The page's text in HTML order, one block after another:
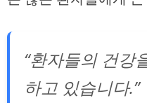
“환자들의 건강
하고 있습니다.”